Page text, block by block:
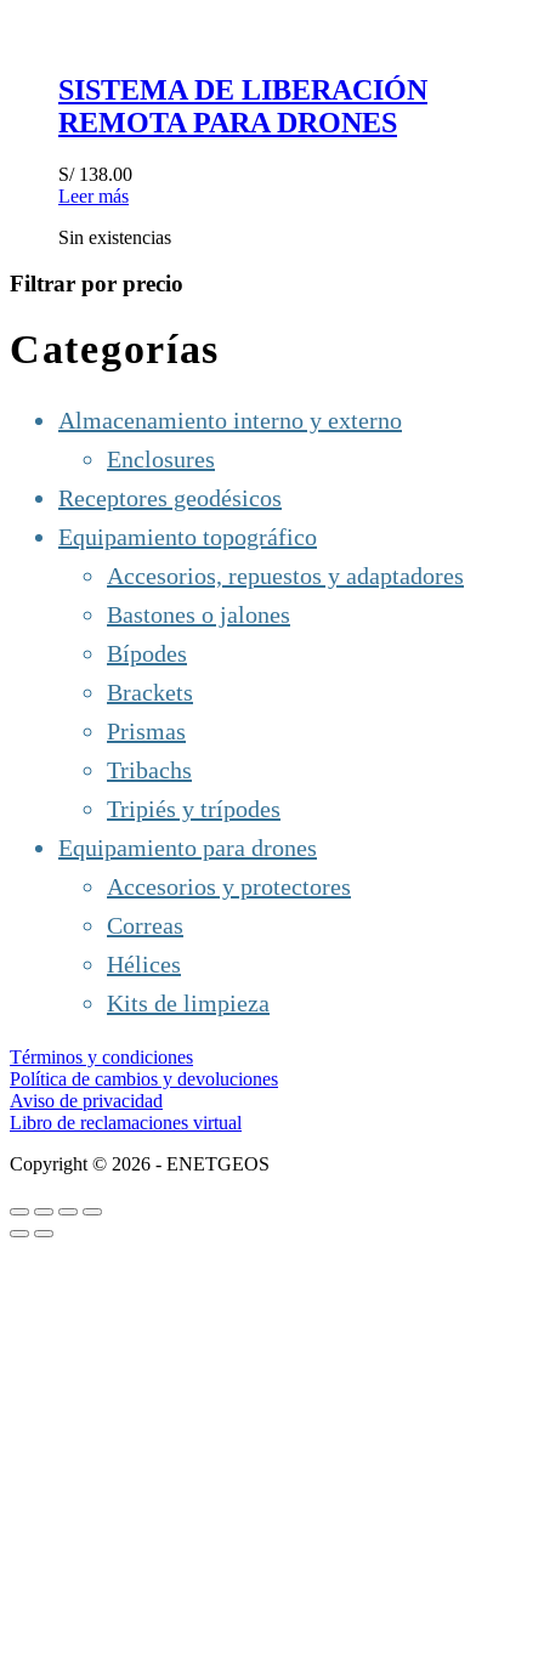
SISTEMA DE LIBERACIÓN
REMOTA PARA DRONES
S/138.00
Leer más
Sin existencias
Filtrar por precio
Categorías
Almacenamiento interno y externo
Enclosures
Receptores geodésicos
Equipamiento topográfico
Accesorios, repuestos y adaptadores
Bastones o jalones
Bípodes
Brackets
Prismas
Tribachs
Tripiés y trípodes
Equipamiento para drones
Accesorios y protectores
Correas
Hélices
Kits de limpieza
Términos y condiciones
Política de cambios y devoluciones
Aviso de privacidad
Libro de reclamaciones virtual
Copyright © 2026 - ENETGEOS